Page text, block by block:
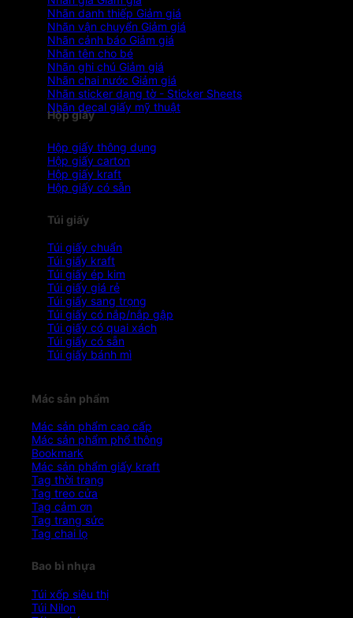
Nhãn danh thiếp
Nhãn vận chuyển
Nhãn cảnh báo
Nhãn tên cho bé
Nhãn ghi chú
Nhãn chai nước
Nhãn sticker dạng tờ - Sticker Sheets
Nhãn decal giấy mỹ thuật
Hộp giấy
Hộp giấy thông dụng
Hộp giấy carton
Hộp giấy kraft
Hộp giấy có sẵn
Túi giấy
Túi giấy chuẩn
Túi giấy kraft
Túi giấy ép kim
Túi giấy giá rẻ
Túi giấy sang trọng
Túi giấy có nắp/nắp gập
Túi giấy có quai xách
Túi giấy có sẵn
Túi giấy bánh mì
Mác sản phẩm
Mác sản phẩm cao cấp
Mác sản phẩm phổ thông
Bookmark
Mác sản phẩm giấy kraft
Tag thời trang
Tag treo cửa
Tag cảm ơn
Tag trang sức
Tag chai lọ
Bao bì nhựa
Túi xốp siêu thị
Túi Nilon